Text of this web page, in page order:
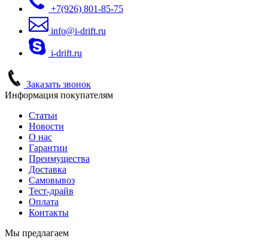
+7(926) 801-85-75
info@i-drift.ru
i-drift.ru
Заказать звонок
Информация покупателям
Статьи
Новости
О нас
Гарантии
Преимущества
Доставка
Самовывоз
Тест-драйв
Оплата
Контакты
Мы предлагаем